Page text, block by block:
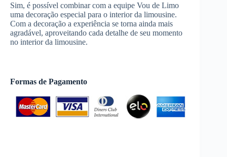
Sim, é possível combinar com a equipe Vou de Limo
uma decoração especial para o interior da limousine.
Com a decoração a experiência se torna ainda mais
agradável, aproveitando cada detalhe de seu momento
no interior da limousine.
Formas de Pagamento